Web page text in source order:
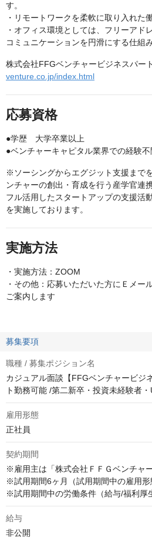
す。
・リモートワークを柔軟に取り入れた
・オフィス環境としては、フリーアド
コミュニケーションを円滑にする仕組
株式会社FFGベンチャービジネスパー
venture.co.jp/index.html
応募資格
●学歴 大学卒業以上
●ベンチャーキャピタル業界での経験不
※ソーシングからエグジット支援まで
ンチャーの創出・育成を行う産学官連
フル活用したスタートアップの支援活
を実施しております。
実施方法
・実施方法：ZOOM
・その他：応募いただいた方にＥメー
ご案内します
募集要項
職種 / 募集ポジション名
カジュアル面談【FFGベンチャービジ
ト勤務可能 /第二新卒・投資未経験者
雇用形態
正社員
契約期間
※雇用主は「株式会社ＦＦＧベンチャ
※試用期間6ヶ月（試用期間中の雇用形
※試用期間中の労働条件（給与/福利厚
給与
非公開